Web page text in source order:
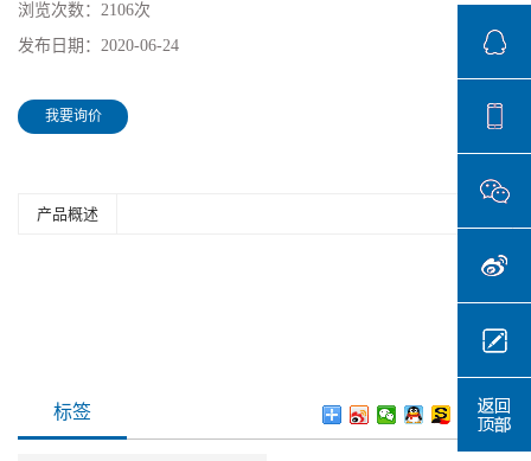
浏览次数： 2106次
发布日期： 2020-06-24
我要询价
产品概述
标签